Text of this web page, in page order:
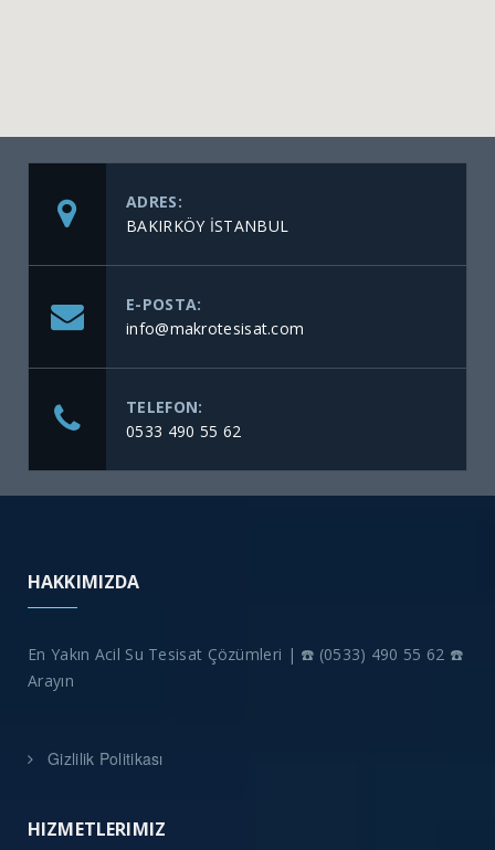
ADRES:
BAKIRKÖY İSTANBUL
E-POSTA:
info@makrotesisat.com
TELEFON:
0533 490 55 62
HAKKIMIZDA
En Yakın Acil Su Tesisat Çözümleri | ☎️ (0533) 490 55 62 ☎️
Arayın
Gizlilik Politikası
HIZMETLERIMIZ